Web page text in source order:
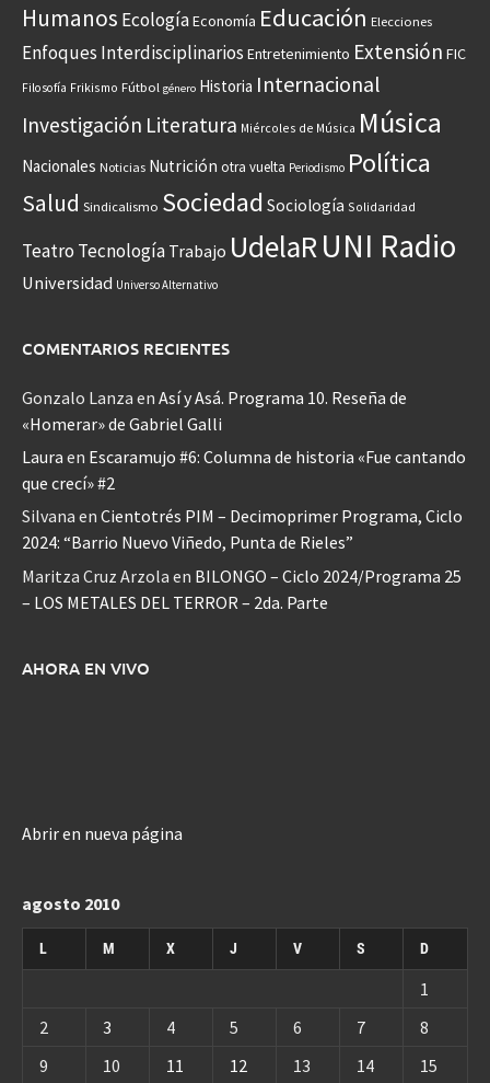
Humanos EcologíaEconomía Educación Elecciones
Enfoques Interdisciplinarios Entretenimiento Extensión FIC
Filosofía Frikismo Fútbol género Historia Internacional
Investigación Literatura Miércoles de Música Música
Nacionales Noticias Nutrición otra vuelta Periodismo Política
Salud Sindicalismo Sociedad Sociología Solidaridad
Teatro Tecnología Trabajo UdelaR UNI Radio
Universidad Universo Alternativo
COMENTARIOS RECIENTES
Gonzalo Lanza en Así y Asá. Programa 10. Reseña de
«Homerar» de Gabriel Galli
Laura en Escaramujo #6: Columna de historia «Fue cantando
que crecí» #2
Silvana en Cientotrés PIM – Decimoprimer Programa, Ciclo
2024: “Barrio Nuevo Viñedo, Punta de Rieles”
Maritza Cruz Arzola en BILONGO – Ciclo 2024/Programa 25
– LOS METALES DEL TERROR – 2da. Parte
AHORA EN VIVO
Abrir en nueva página
agosto 2010
L M X J V S D
1
2
3 4 5 6 7
8
9
10 11 12 13 14 15